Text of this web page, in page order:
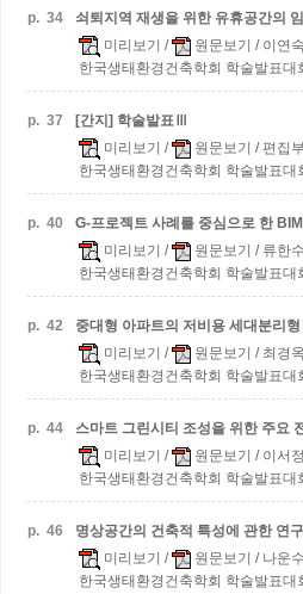
p. 34
쇠퇴지역 재생을 위한 유휴공간의
미리보기 / 원문보기 / 이연
한국생태환경건축학회 학술발표
p. 37
[간지] 학술발표Ⅲ
미리보기 / 원문보기 / 편집부
한국생태환경건축학회 학술발표
p. 40
G-프로젝트 사례를 중심으로 한
미리보기 / 원문보기 / 류한
한국생태환경건축학회 학술발표
p. 42
중대형 아파트의 저비용 세대분리
미리보기 / 원문보기 / 최경
한국생태환경건축학회 학술발표
p. 44
스마트 그린시티 조성을 위한 주요
미리보기 / 원문보기 / 이서
한국생태환경건축학회 학술발표
p. 46
명상공간의 건축적 특성에 관한 연구
미리보기 / 원문보기 / 나운
한국생태환경건축학회 학술발표